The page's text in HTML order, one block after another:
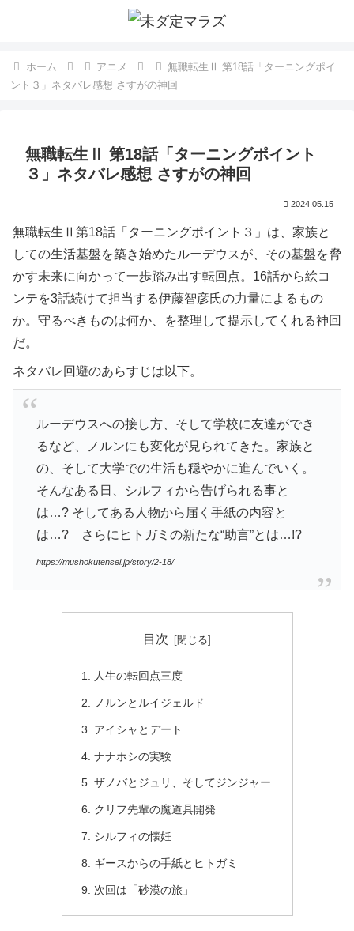
ホーム アニメ
無職転生Ⅱ 第18話「ターニングポイ
ント３」ネタバレ感想 さすがの神回
無職転生Ⅱ 第18話「ターニングポイント
３」ネタバレ感想 さすがの神回
2024.05.15
無職転生Ⅱ第18話「ターニングポイント３」は、家族と
しての生活基盤を築き始めたルーデウスが、その基盤を脅
かす未来に向かって一歩踏み出す転回点。16話から絵コ
ンテを3話続けて担当する伊藤智彦氏の力量によるもの
か。守るべきものは何か、を整理して提示してくれる神回
だ。
ネタバレ回避のあらすじは以下。
ルーデウスへの接し方、そして学校に友達ができ
るなど、ノルンにも変化が見られてきた。家族と
の、そして大学での生活も穏やかに進んでいく。
そんなある日、シルフィから告げられる事と
は…? そしてある人物から届く手紙の内容と
は…? さらにヒトガミの新たな“助言”とは…!?
https://mushokutensei.jp/story/2-18/
目次
人生の転回点三度
ノルンとルイジェルド
アイシャとデート
ナナホシの実験
ザノバとジュリ、そしてジンジャー
クリフ先輩の魔道具開発
シルフィの懐妊
ギースからの手紙とヒトガミ
次回は「砂漠の旅」